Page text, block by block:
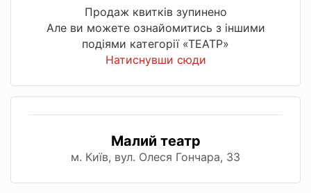
Продаж квитків зупинено
Але ви можете ознайомитись з іншими
подіями категорії «ТЕАТР»
Натиснувши сюди
Малий театр
м. Київ, вул. Олеся Гончара, 33